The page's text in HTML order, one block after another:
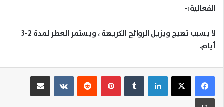
الفعالية:-
لا يسبب تهيج ويزيل الروائح الكريهة ، ويستمر العطر لمدة 2-3
أيام.
لينكدإن بينتيريست مشاركة عبر البريد
طباعة